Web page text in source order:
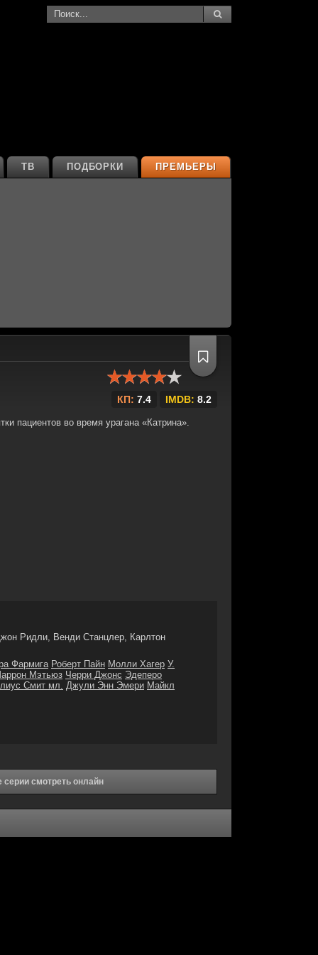
ПРЕМЬЕРЫ
ПОДБОРКИ
ТВ
КП: 7.4 IMDB: 8.2
пациентов во время урагана «Катрина».
Ридли, Венди Станцлер, Карлтон
Фармига Роберт Пайн Молли Хагер У.
Мэтьюз Черри Джонс Эдеперо
Смит мл.
Джули Энн Эмери Майкл
смотреть онлайн